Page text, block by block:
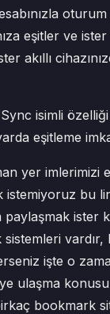
oturum
eşitler ve
akıllı
isimli
eşitleme
yer imlerimizi
istemiyoruz bu
paylaşmak ister
işte o
ulaşma
bookmark